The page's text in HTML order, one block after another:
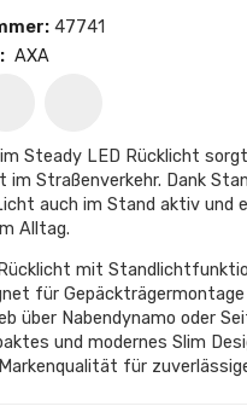
47741
AXA
Steady LED Rücklicht
im Straßenverkehr. Dank
auch im Stand aktiv und
Alltag.
mit
für
über Nabendynamo oder
und modernes Slim
für